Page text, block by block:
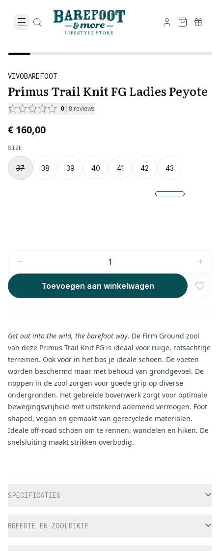
VIVOBAREFOOT
Primus Trail Knit FG Ladies Peyote
0 0 reviews
€ 160,00
SIZE
37 38 39 40 41 42 43
Toevoegen aan winkelwagen
Get out into the wild, the barefoot way. De Firm Ground zool
van deze Primus Trail Knit FG is ideaal voor ruige, rotsachtige
terreinen. Ook voor in het bos je ideale schoen. De voeten
worden beschermd maar met behoud van grondgevoel. De
noppen in de zool zorgen voor goede grip op diverse
ondergronden. Het gebreide bovenwerk zorgt voor optimale
bewegingsvrijheid met uitstekend ademend vermogen. Foot
shaped, vegan en gemaakt van gerecyclede materialen.
Ideale off-road schoen om te rennen, wandelen en hiken. De
snelsluiting maakt strikken overbodig.
SPECIFICATIES
BREEDTE EN ZOOLDIKTE